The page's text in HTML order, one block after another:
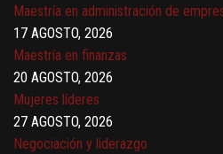
Maestría en administración de
17 AGOSTO, 2026
Maestría en finanzas
20 AGOSTO, 2026
Mujeres líderes
27 AGOSTO, 2026
Negociación y liderazgo